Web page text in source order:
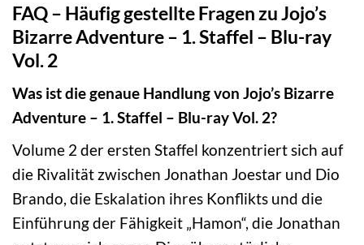
FAQ – Häufig gestellte Fragen zu Jojo’s
Bizarre Adventure – 1. Staffel – Blu-ray
Vol. 2
Was ist die genaue Handlung von Jojo’s Bizarre
Adventure – 1. Staffel – Blu-ray Vol. 2?
Volume 2 der ersten Staffel konzentriert sich auf
die Rivalität zwischen Jonathan Joestar und Dio
Brando, die Eskalation ihres Konflikts und die
Einführung der Fähigkeit „Hamon“, die Jonathan